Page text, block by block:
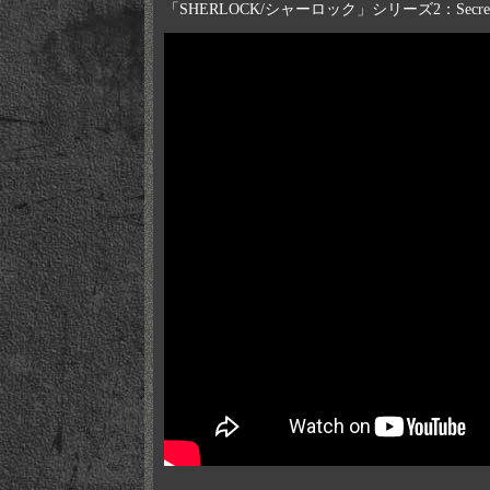
「SHERLOCK/シャーロック」シリーズ2：